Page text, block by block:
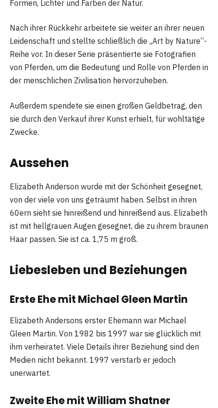
Formen, Lichter und Farben der Natur.
Nach ihrer Rückkehr arbeitete sie weiter an ihrer neuen
Leidenschaft und stellte schließlich die „Art by Nature“-
Reihe vor. In dieser Serie präsentierte sie Fotografien
von Pferden, um die Bedeutung und Rolle von Pferden in
der menschlichen Zivilisation hervorzuheben.
Außerdem spendete sie einen großen Geldbetrag, den
sie durch den Verkauf ihrer Kunst erhielt, für wohltätige
Zwecke.
Aussehen
Elizabeth Anderson wurde mit der Schönheit gesegnet,
von der viele von uns geträumt haben. Selbst in ihren
60ern sieht sie hinreißend und hinreißend aus. Elizabeth
ist mit hellgrauen Augen gesegnet, die zu ihrem braunen
Haar passen. Sie ist ca. 1,75 m groß.
Liebesleben und Beziehungen
Erste Ehe mit Michael Gleen Martin
Elizabeth Andersons erster Ehemann war Michael
Gleen Martin. Von 1982 bis 1997 war sie glücklich mit
ihm verheiratet. Viele Details ihrer Beziehung sind den
Medien nicht bekannt. 1997 verstarb er jedoch
unerwartet.
Zweite Ehe mit William Shatner